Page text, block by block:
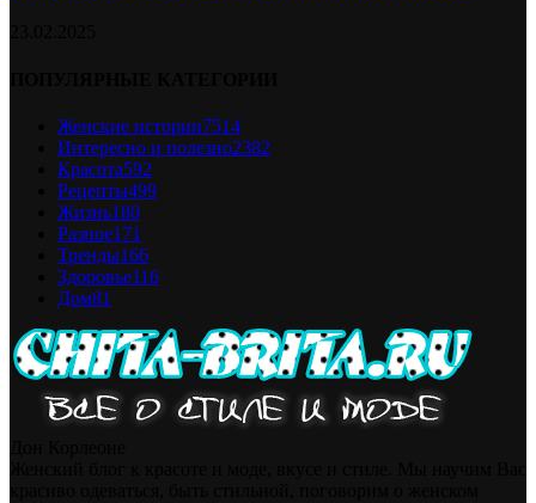
Женские истории7514
Интересно и полезно2382
Красота592
Рецепты499
Жизнь180
Разное171
Тренды166
Здоровье116
Дом81